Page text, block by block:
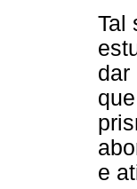
Tal
dar
e